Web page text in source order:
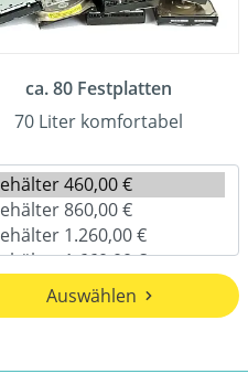
ca. 80 Festplatten
70 Liter komfortabel
Auswählen